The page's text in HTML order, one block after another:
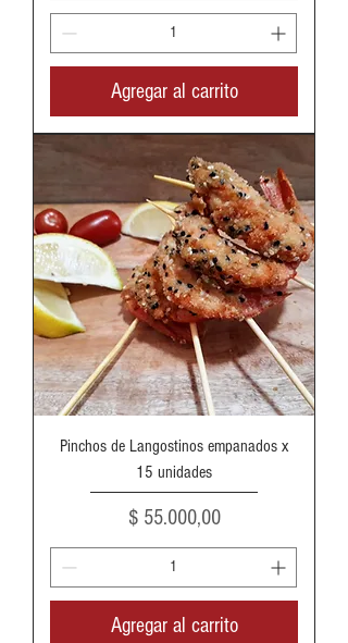
Agregar al carrito
Pinchos de Langostinos empanados x
15 unidades
Precio
$ 55.000,00
Agregar al carrito